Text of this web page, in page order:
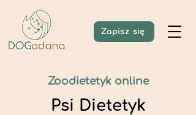
Zapisz się
Zoodietetyk online
Psi Dietetyk